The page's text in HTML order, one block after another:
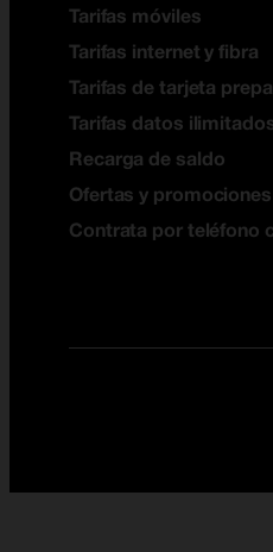
Tarifas móviles
Tarifas internet y fibra
Tarifas de tarjeta
Tarifas datos
Recarga de saldo
Ofertas y
Contrata por teléfono